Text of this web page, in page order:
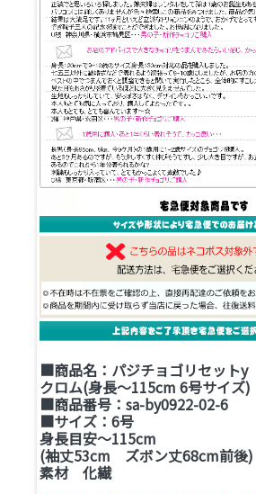
■商品名：パジチョゴリセットy
クロム(身長～115cm 6号サイズ)
■商品番号：sa-by0922-02-6
■サイズ：6号
身長目安～115cm
(袖丈53cm ズボン丈68cm前後)
素材 化繊